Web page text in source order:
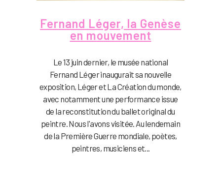
Fernand Léger, la Genèse
en mouvement
Le 13 juin dernier, le musée national
Fernand Léger inaugurait sa nouvelle
exposition, Léger et La Création du monde,
avec notamment une performance issue
de la reconstitution du ballet original du
peintre. Nous l'avons visitée. Au lendemain
de la Première Guerre mondiale, poètes,
peintres, musiciens et...